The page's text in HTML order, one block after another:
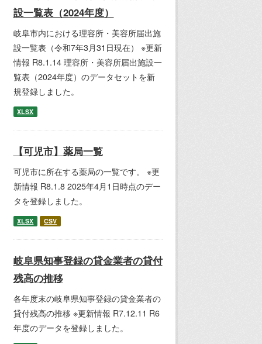
設一覧表（2024年度）
岐阜市内における理容所・美容所届出施
設一覧表（令和7年3月31日現在） ※更新
情報 R8.1.14 理容所・美容所届出施設一
覧表（2024年度）のデータセットを新
規登録しました。
XLSX
【可児市】薬局一覧
可児市に所在する薬局の一覧です。 ※更
新情報 R8.1.8 2025年4月1日時点のデー
タを登録しました。
XLSX CSV
岐阜県知事登録の貸金業者の貸付
残高の推移
各年度末の岐阜県知事登録の貸金業者の
貸付残高の推移 ※更新情報 R7.12.11 R6
年度のデータを登録しました。